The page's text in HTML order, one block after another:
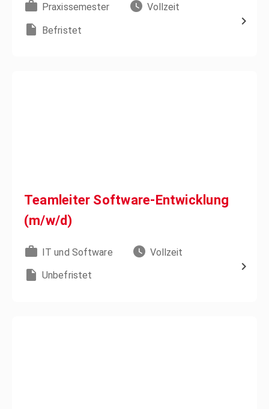
Praxissemester Vollzeit
Befristet
Teamleiter Software-Entwicklung
(m/w/d)
IT und Software Vollzeit
Unbefristet